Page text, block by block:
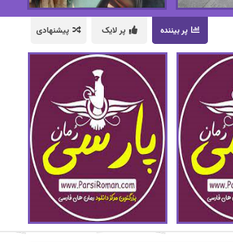
پر بیننده پر لایک پیشنهادی